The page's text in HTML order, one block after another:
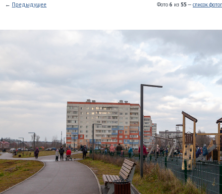
Фото 6 из 55 — список
← Предыдущее